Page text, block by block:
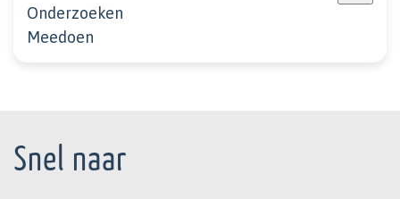
Onderzoeken
Meedoen
Snel naar